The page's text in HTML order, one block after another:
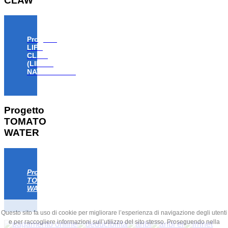
Progetto
LIFE
CLAW
(LIFE18
NAT/IT/000806)
Progetto
TOMATO
WATER
Progetto
TOMATO
WATER
Questo sito fa uso di cookie per migliorare l’esperienza di navigazione degli utenti
e per raccogliere informazioni sull’utilizzo del sito stesso. Proseguendo nella